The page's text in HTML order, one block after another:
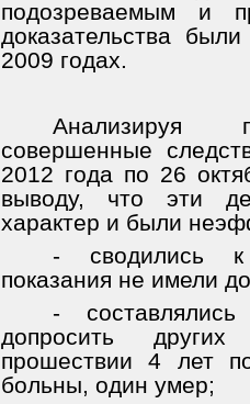
подозреваемым и
доказательства
2009 годах.
Анализируя
совершенные
2012 года по 26
выводу, что эти
характер и были
- сводились к
показания не имели
-
допросить
прошествии 4 лет
больны, один умер;